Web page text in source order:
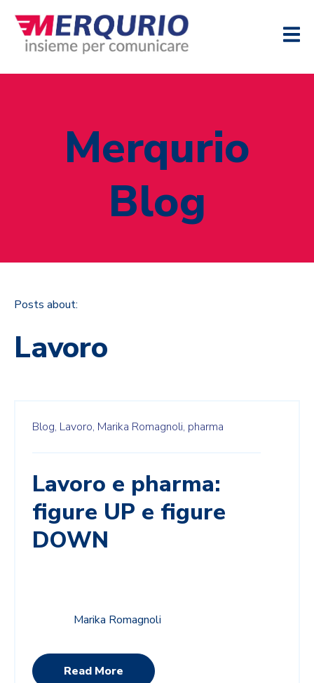
Merqurio
Blog
Posts about:
Lavoro
Blog, Lavoro, Marika Romagnoli, pharma
Lavoro e pharma:
figure UP e figure
DOWN
Marika Romagnoli
Read More